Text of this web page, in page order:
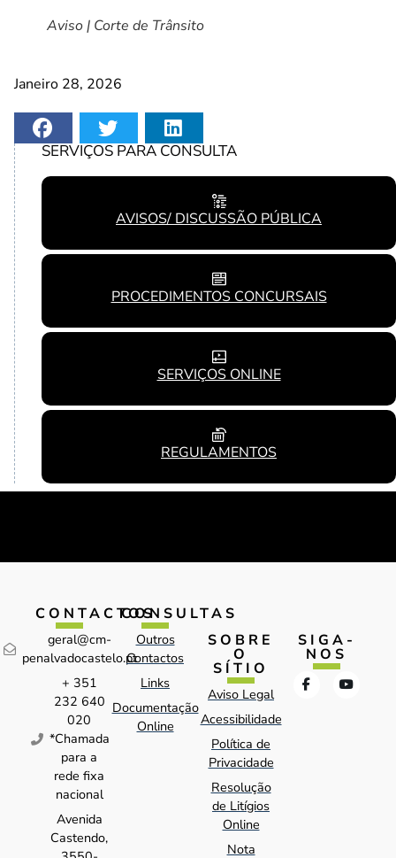
Aviso | Corte de Trânsito
Janeiro 28, 2026
SERVIÇOS PARA CONSULTA
AVISOS/ DISCUSSÃO PÚBLICA
PROCEDIMENTOS CONCURSAIS
SERVIÇOS ONLINE
REGULAMENTOS
CONTACTOS
geral@cm-
penalvadocastelo.pt
+ 351
232 640
020
*Chamada
para a
rede fixa
nacional
Avenida
Castendo,
CONSULTAS
Outros
Contactos
Links
Documentação
Online
SOBRE
O
SÍTIO
Aviso Legal
Acessibilidade
Política de
Privacidade
Resolução
de Litígios
Online
Nota
SIGA-
NOS